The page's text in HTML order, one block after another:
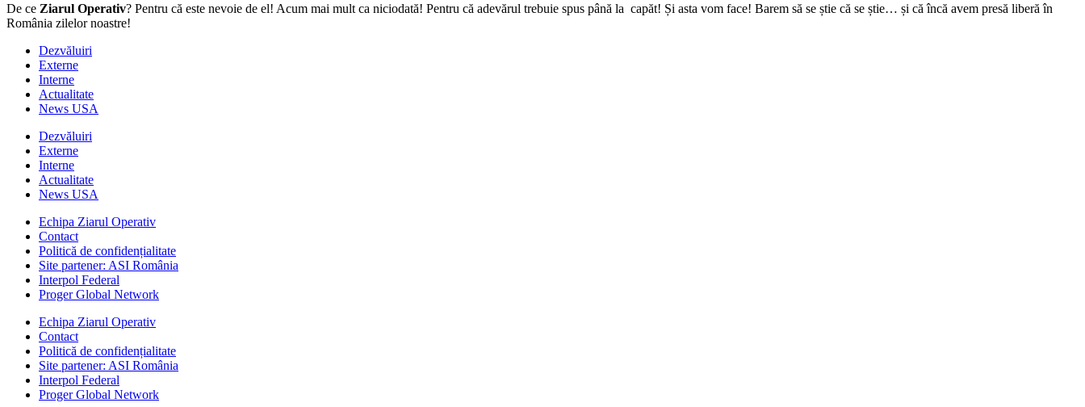
De ce Ziarul Operativ? Pentru că este nevoie de el! Acum mai mult ca niciodată! Pentru că adevărul trebuie spus până la capăt! Și asta vom face! Barem să se știe că se știe… și că încă avem presă liberă în
România zilelor noastre!
Dezvăluiri
Externe
Interne
Actualitate
News USA
Dezvăluiri
Externe
Interne
Actualitate
News USA
Echipa Ziarul Operativ
Contact
Politică de confidențialitate
Site partener: ASI România
Interpol Federal
Proger Global Network
Echipa Ziarul Operativ
Contact
Politică de confidențialitate
Site partener: ASI România
Interpol Federal
Proger Global Network